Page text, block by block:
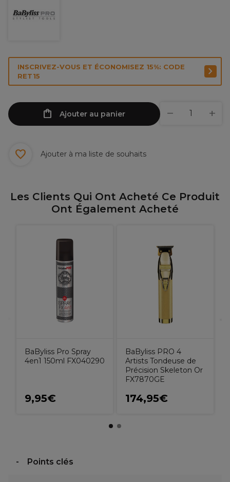
INSCRIVEZ-VOUS ET ÉCONOMISEZ 15%: CODE
RET15
Ajouter au panier
Ajouter à ma liste de souhaits
Les Clients Qui Ont Acheté Ce Produit
Ont Également Acheté
BaByliss Pro Spray
4en1 150ml FX040290
9,95€
BaByliss PRO 4
Artists Tondeuse de
Précision Skeleton Or
FX7870GE
174,95€
Points clés